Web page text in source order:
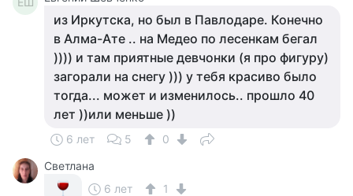
из Иркутска, но был в Павлодаре. Конечно
в Алма-Ате .. на Медео по лесенкам бегал
)))) и там приятные девчонки (я про фигуру)
загорали на снегу ))) у тебя красиво было
тогда... может и изменилось.. прошло 40
лет ))или меньше ))
6 лет 5
0
Светлана
6 лет
1